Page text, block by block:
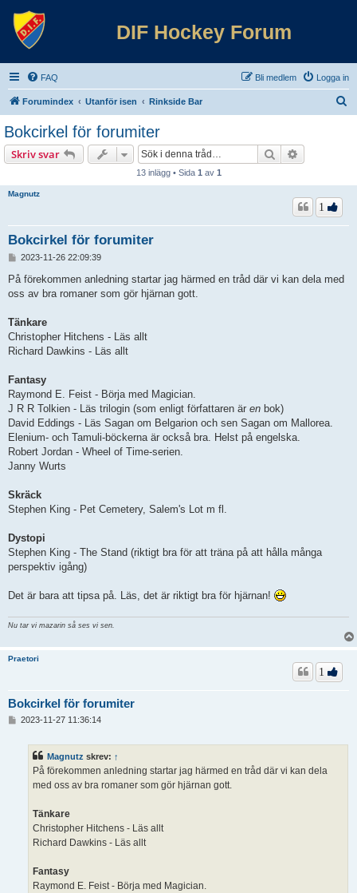
DIF Hockey Forum
FAQ Logga in
Bli medlem
Forumindex Utanför isen Rinkside Bar
Bokcirkel för forumiter
Skriv svar Sök
13 inlägg • Sida 1 av 1
Magnutz
Bokcirkel för forumiter
1
l
g
2023-11-26 22:09:39
På förekommen anledning startar jag härmed en tråd där vi kan dela med
oss av bra romaner som gör hjärnan gott.
Tänkare
Christopher Hitchens - Läs allt
Richard Dawkins - Läs allt
Fantasy
Raymond E. Feist - Börja med Magician.
J R R Tolkien - Läs trilogin (som enligt författaren är en bok)
David Eddings - Läs Sagan om Belgarion och sen Sagan om Mallorea.
Elenium- och Tamuli-böckerna är också bra. Helst på engelska.
Robert Jordan - Wheel of Time-serien.
Janny Wurts
Skräck
Stephen King - Pet Cemetery, Salem's Lot m fl.
Dystopi
Stephen King - The Stand (riktigt bra för att träna på att hålla många
perspektiv igång)
Det är bara att tipsa på. Läs, det är riktigt bra för hjärnan!
Nu tar vi mazarin så ses vi sen.
Praetori
Bokcirkel för forumiter
1
2023-11-27 11:36:14
Magnutz skrev: ↑
På förekommen anledning startar jag härmed en tråd där vi kan dela
med oss av bra romaner som gör hjärnan gott.
Tänkare
Christopher Hitchens - Läs allt
Richard Dawkins - Läs allt
Fantasy
Raymond E. Feist - Börja med Magician.